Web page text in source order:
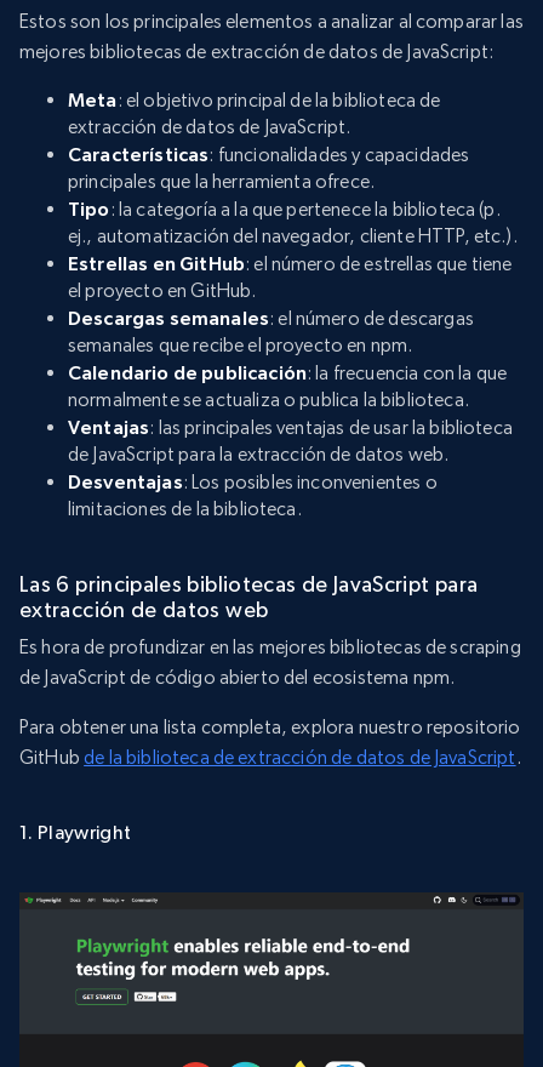
Estos son los principales elementos a analizar al comparar las
mejores bibliotecas de extracción de datos de JavaScript:
Meta: el objetivo principal de la biblioteca de
extracción de datos de JavaScript.
Características: funcionalidades y capacidades
principales que la herramienta ofrece.
Tipo : la categoría a la que pertenece la biblioteca (p.
ej., automatización del navegador, cliente HTTP, etc.).
Estrellas en GitHub: el número de estrellas que tiene
el proyecto en GitHub.
Descargas semanales: el número de descargas
semanales que recibe el proyecto en npm.
Calendario de publicación: la frecuencia con la que
normalmente se actualiza o publica la biblioteca.
Ventajas: las principales ventajas de usar la biblioteca
de JavaScript para la extracción de datos web.
Desventajas: Los posibles inconvenientes o
limitaciones de la biblioteca.
Las 6 principales bibliotecas de JavaScript para
extracción de datos web
Es hora de profundizar en las mejores bibliotecas de scraping
de JavaScript de código abierto del ecosistema npm.
Para obtener una lista completa, explora nuestro repositorio
GitHubde la biblioteca de extracción de datos de JavaScript .
1. Playwright